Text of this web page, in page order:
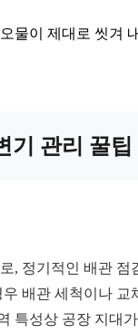
물이 제대로 씻겨
기 관리 꿀팁
, 정기적인 배관 점
배관 세척이나 교
특성상 공장 지대